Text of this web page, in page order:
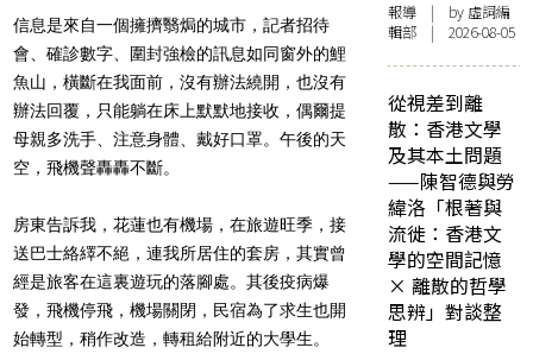
信息是來自一個擁擠翳焗的城市，記者招待
會、確診數字、圍封強檢的訊息如同窗外的鯉
魚山，橫斷在我面前，沒有辦法繞開，也沒有
辦法回覆，只能躺在床上默默地接收，偶爾提
母親多洗手、注意身體、戴好口罩。午後的天
空，飛機聲轟轟不斷。
房東告訴我，花蓮也有機場，在旅遊旺季，接
送巴士絡繹不絕，連我所居住的套房，其實曾
經是旅客在這裏遊玩的落腳處。其後疫病爆
發，飛機停飛，機場關閉，民宿為了求生也開
始轉型，稍作改造，轉租給附近的大學生。
報導 | by 虛詞編
輯部 | 2026-08-05
從視差到離
散：香港文學
及其本土問題
——陳智德與勞
緯洛「根著與
流徙：香港文
學的空間記憶
× 離散的哲學
思辨」對談整
理